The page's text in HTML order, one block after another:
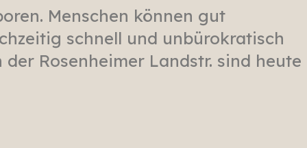
Menschen können gut
schnell und unbürokratisch
Rosenheimer Landstr. sind heute